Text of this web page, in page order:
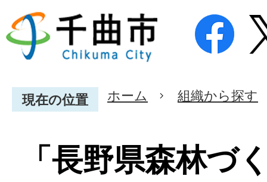
現在の位置 ホーム 組織から探す
「長野県森林づ